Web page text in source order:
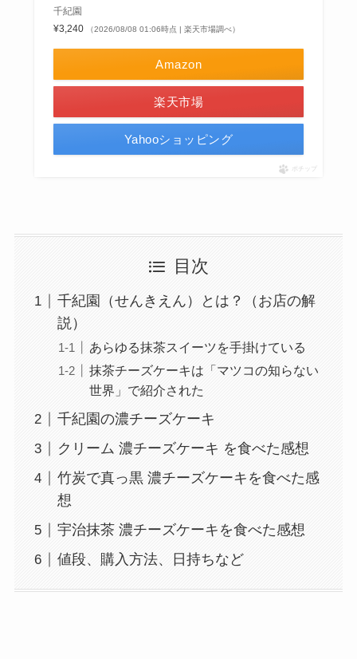
千紀園
¥3,240
（2026/08/08 01:06時点 | 楽天市場調べ）
Amazon
楽天市場
Yahooショッピング
ポチップ
目次
千紀園（せんきえん）とは？（お店の解
説）
あらゆる抹茶スイーツを手掛けている
抹茶チーズケーキは「マツコの知らない
世界」で紹介された
千紀園の濃チーズケーキ
クリーム 濃チーズケーキ を食べた感想
竹炭で真っ黒 濃チーズケーキを食べた感
想
宇治抹茶 濃チーズケーキを食べた感想
値段、購入方法、日持ちなど